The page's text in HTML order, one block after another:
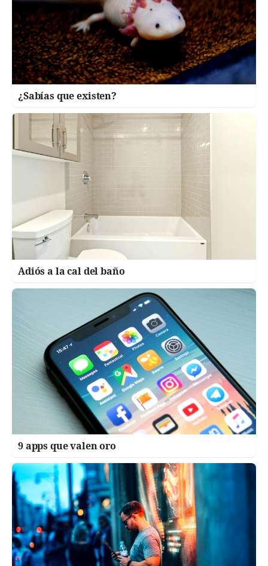
¿Sabías que existen?
Adiós a la cal del baño
9 apps que valen oro